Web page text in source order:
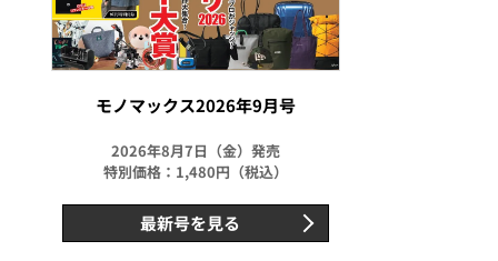
モノマックス2026年9月号
2026年8月7日（金）発売
特別価格：1,480円（税込）
最新号を見る